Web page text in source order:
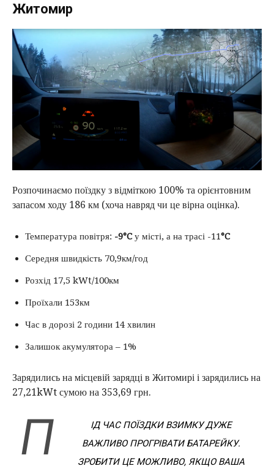
Житомир
Розпочинаємо поїздку з відміткою 100% та орієнтовним
запасом ходу 186 км (хоча навряд чи це вірна оцінка).
Температура повітря: -9°Cу місті, а на трасі -11°C
Середня швидкість 70,9км/год
Розхід 17,5 kWt/100км
Проїхали 153км
Час в дорозі 2 години 14 хвилин
Залишок акумулятора – 1%
Зарядились на місцевій зарядці в Житомирі і зарядились на
27,21kWt сумою на 353,69 грн.
П
ІД ЧАС ПОЇЗДКИ ВЗИМКУ ДУЖЕ
ВАЖЛИВО ПРОГРІВАТИ БАТАРЕЙКУ.
ЗРОБИТИ ЦЕ МОЖЛИВО, ЯКЩО ВАША